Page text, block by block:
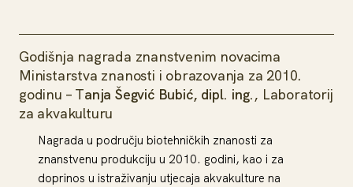
Godišnja nagrada znanstvenim novacima
Ministarstva znanosti i obrazovanja za 2010.
godinu – Tanja Šegvić Bubić, dipl. ing., Laboratorij
za akvakulturu
Nagrada u području biotehničkih znanosti za
znanstvenu produkciju u 2010. godini, kao i za
doprinos u istraživanju utjecaja akvakulture na